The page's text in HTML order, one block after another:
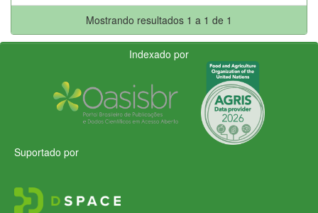
Mostrando resultados 1 a 1 de 1
Indexado por
Suportado por